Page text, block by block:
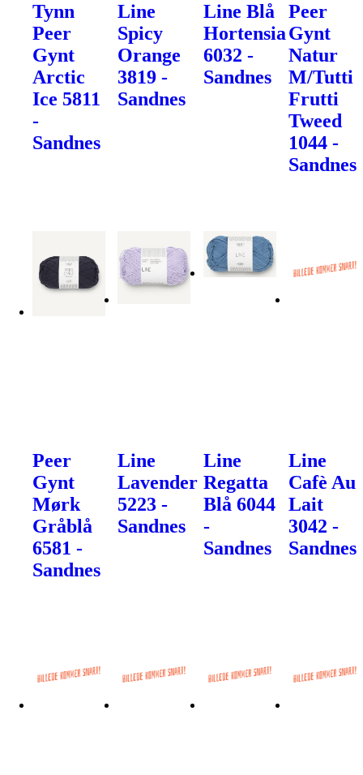
Tynn
Peer
Gynt
Arctic
Ice 5811
-
Sandnes
Line
Spicy
Orange
3819 -
Sandnes
Line Blå
Hortensia
6032 -
Sandnes
Peer
Gynt
Natur
M/Tutti
Frutti
Tweed
1044 -
Sandnes
Peer
Gynt
Mørk
Gråblå
6581 -
Sandnes
Line
Lavender
5223 -
Sandnes
Line
Regatta
Blå 6044
-
Sandnes
Line
Cafè Au
Lait
3042 -
Sandnes